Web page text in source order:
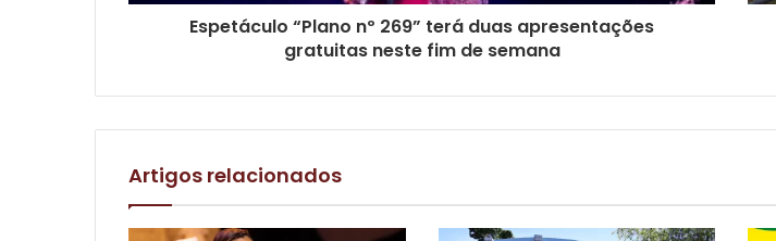
Espetáculo “Plano nº 269” terá duas apresentações
gratuitas neste fim de semana
Artigos relacionados